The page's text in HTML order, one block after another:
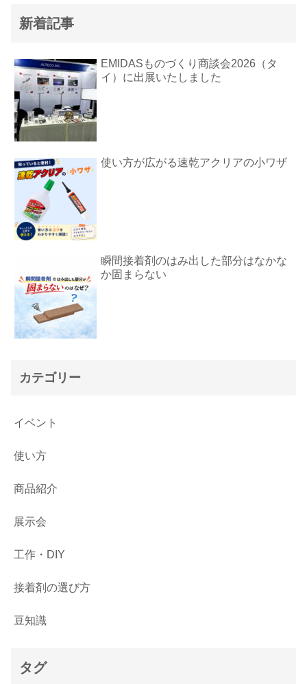
新着記事
EMIDASものづくり商談会2026（タ
イ）に出展いたしました
使い方が広がる速乾アクリアの小ワザ
瞬間接着剤のはみ出した部分はなかな
か固まらない
カテゴリー
イベント
使い方
商品紹介
展示会
工作・DIY
接着剤の選び方
豆知識
タグ